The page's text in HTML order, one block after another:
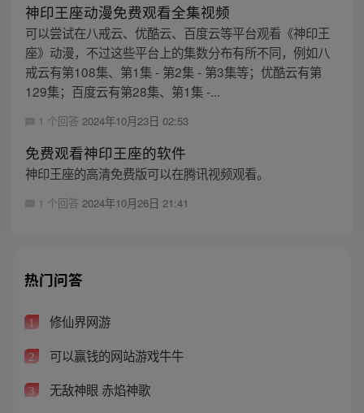
神印王座动漫免费观看全集视频
可以尝试在八戒云、优酷云、百度云等平台观看《神印王
座》动漫，不过这些平台上的集数分布有所不同，例如八
戒云有第108集、第1集 - 第2集 - 第3集等；优酷云有第
129集；百度云有第28集、第1集 -...
1 个回答 2024年10月23日 02:53
免费观看神印王座的软件
神印王座的高清免费版可以在腾讯视频观看。
1 个回答 2024年10月26日 21:41
热门问答
1 修仙界网游
2 可以赢钱的网站游戏牛牛
3 无敌神眼 赤焰神歌